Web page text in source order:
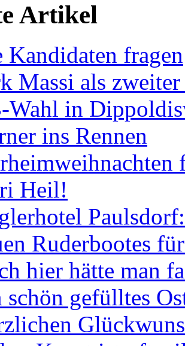
Artikel
Kandidaten fragen
Massi als
Wahl in
ins Rennen
Heil!
Ruderbootes
hier hätte man
schön gefülltes